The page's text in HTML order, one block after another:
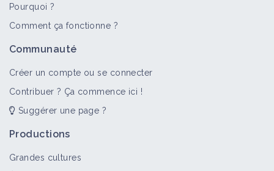
Pourquoi ?
Comment ça fonctionne ?
Communauté
Créer un compte ou se connecter
Contribuer ? Ça commence ici !
Suggérer une page ?
Productions
Grandes cultures